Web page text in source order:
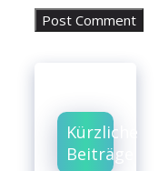
Kürzliche
Beiträge